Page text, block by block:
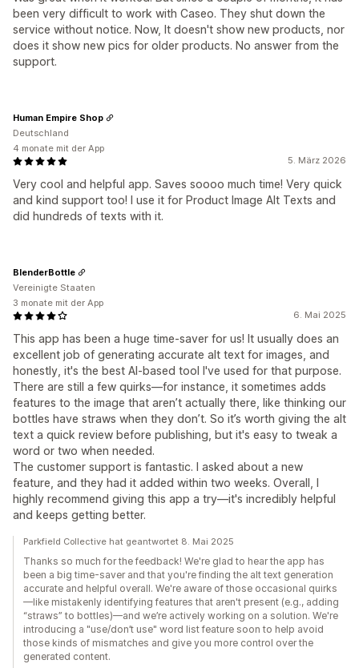
been very difficult to work with Caseo. They shut down the
service without notice. Now, It doesn't show new products, nor
does it show new pics for older products. No answer from the
support.
5. März 2026
Very cool and helpful app. Saves soooo much time! Very quick
and kind support too! I use it for Product Image Alt Texts and
did hundreds of texts with it.
Human Empire Shop
Deutschland
4 monate mit der App
6. Mai 2025
This app has been a huge time-saver for us! It usually does an
excellent job of generating accurate alt text for images, and
honestly, it's the best AI-based tool I've used for that purpose.
There are still a few quirks—for instance, it sometimes adds
features to the image that aren’t actually there, like thinking our
bottles have straws when they don’t. So it’s worth giving the alt
text a quick review before publishing, but it's easy to tweak a
word or two when needed.
The customer support is fantastic. I asked about a new
feature, and they had it added within two weeks. Overall, I
highly recommend giving this app a try—it's incredibly helpful
and keeps getting better.
BlenderBottle
Vereinigte Staaten
3 monate mit der App
Parkfield Collective hat geantwortet 8. Mai 2025
Thanks so much for the feedback! We're glad to hear the app has
been a big time-saver and that you're finding the alt text generation
accurate and helpful overall. We're aware of those occasional quirks
—like mistakenly identifying features that aren't present (e.g., adding
“straws” to bottles)—and we’re actively working on a solution. We're
introducing a "use/don’t use" word list feature soon to help avoid
those kinds of mismatches and give you more control over the
generated content.